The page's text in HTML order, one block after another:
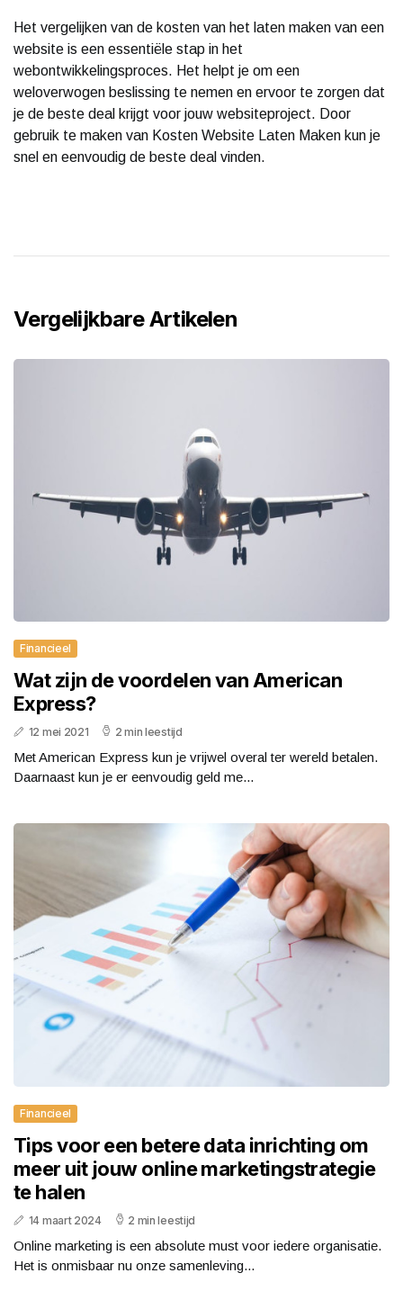
Het vergelijken van de kosten van het laten maken van een
website is een essentiële stap in het
webontwikkelingsproces. Het helpt je om een
weloverwogen beslissing te nemen en ervoor te zorgen dat
je de beste deal krijgt voor jouw websiteproject. Door
gebruik te maken van Kosten Website Laten Maken kun je
snel en eenvoudig de beste deal vinden.
Vergelijkbare Artikelen
Financieel
Wat zijn de voordelen van American
Express?
12 mei 2021 2 min leestijd
Met American Express kun je vrijwel overal ter wereld betalen.
Daarnaast kun je er eenvoudig geld me...
Financieel
Tips voor een betere data inrichting om
meer uit jouw online marketingstrategie
te halen
14 maart 2024 2 min leestijd
Online marketing is een absolute must voor iedere organisatie.
Het is onmisbaar nu onze samenleving...